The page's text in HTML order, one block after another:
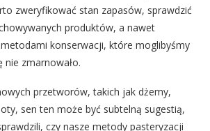
zweryfikować stan zapasów, sprawdzić
produktów, a nawet
konserwacji, które moglibyśmy
nie zmarnowało.
przetworów, takich jak dżemy,
sen ten może być subtelną sugestią,
czy nasze metody pasteryzacji